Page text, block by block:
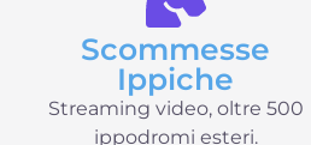
Scommesse
Ippiche
Streaming video, oltre 500
ippodromi esteri.